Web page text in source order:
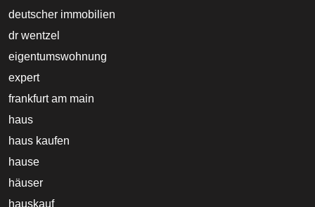
deutscher immobilien
dr wentzel
eigentumswohnung
expert
frankfurt am main
haus
haus kaufen
hause
häuser
hauskauf